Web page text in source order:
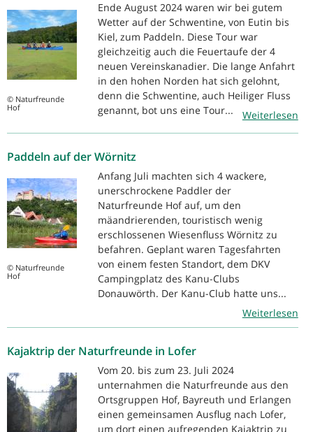
© Naturfreunde
Hof
Ende August 2024 waren wir bei gutem
Wetter auf der Schwentine, von Eutin bis
Kiel, zum Paddeln. Diese Tour war
gleichzeitig auch die Feuertaufe der 4
neuen Vereinskanadier. Die lange Anfahrt
in den hohen Norden hat sich gelohnt,
denn die Schwentine, auch Heiliger Fluss
genannt, bot uns eine Tour...
Weiterlesen
Paddeln auf der Wörnitz
© Naturfreunde
Hof
Anfang Juli machten sich 4 wackere,
unerschrockene Paddler der
Naturfreunde Hof auf, um den
mäandrierenden, touristisch wenig
erschlossenen Wiesenfluss Wörnitz zu
befahren. Geplant waren Tagesfahrten
von einem festen Standort, dem DKV
Campingplatz des Kanu-Clubs
Donauwörth. Der Kanu-Club hatte uns...
Weiterlesen
Kajaktrip der Naturfreunde in Lofer
Vom 20. bis zum 23. Juli 2024
unternahmen die Naturfreunde aus den
Ortsgruppen Hof, Bayreuth und Erlangen
einen gemeinsamen Ausflug nach Lofer,
um dort einen aufregenden Kajaktrip zu